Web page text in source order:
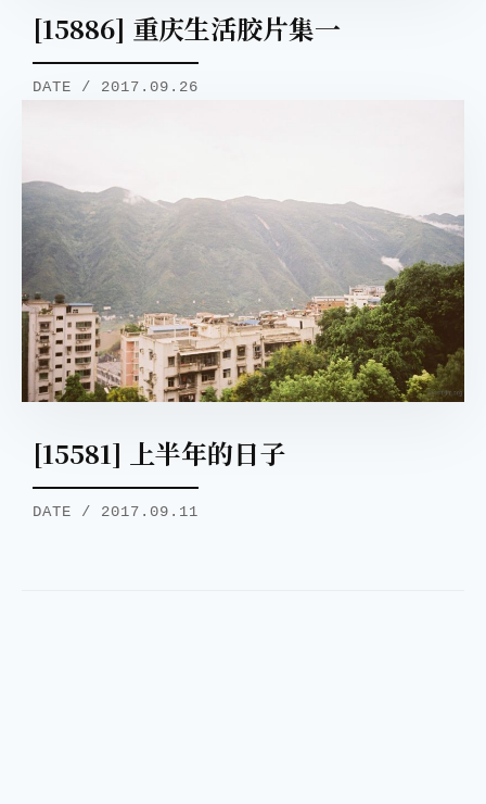
[15886] 重庆生活胶片集一
DATE / 2017.09.26
[15581] 上半年的日子
DATE / 2017.09.11